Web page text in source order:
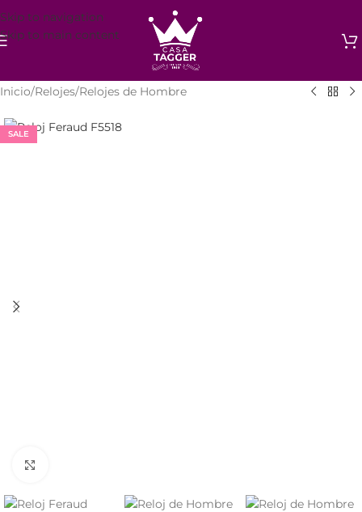
Skip to navigation
Skip to main content
Inicio/Relojes/Relojes de Hombre
SALE